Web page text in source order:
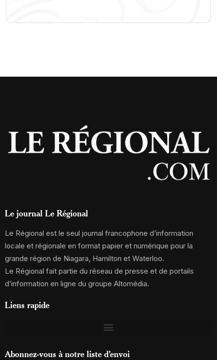
Le journal Le Régional
Le Régional est le seul journal francophone d’information
locale et régionale en format papier et numérique pour la
grande région de Niagara, Hamilton et Waterloo.
Le Régional fait partie du réseau de presse et de portails
d’information en ligne du groupe Altomédia.
Liens rapide
Abonnez-vous à notre liste d’envoi